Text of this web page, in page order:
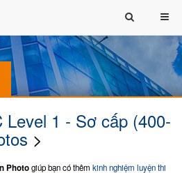
Level 1 - Sơ cấp (400-
>
Photogiúp bạn có thêm kinh nghiệm luyện thi